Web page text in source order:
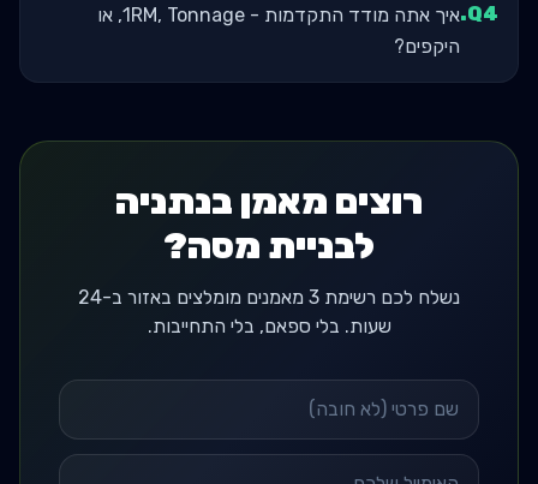
Q4
.
איך אתה מודד התקדמות - 1RM, Tonnage, או
היקפים?
רוצים מאמן בנתניה
לבניית מסה?
נשלח לכם רשימת 3 מאמנים מומלצים באזור ב-24
שעות. בלי ספאם, בלי התחייבות.